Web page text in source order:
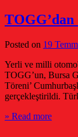
TOGG’dan
Posted on 19
Yerli ve milli
TOGG’un, Bursa
Töreni’
gerçekleştirildi.
» Read more